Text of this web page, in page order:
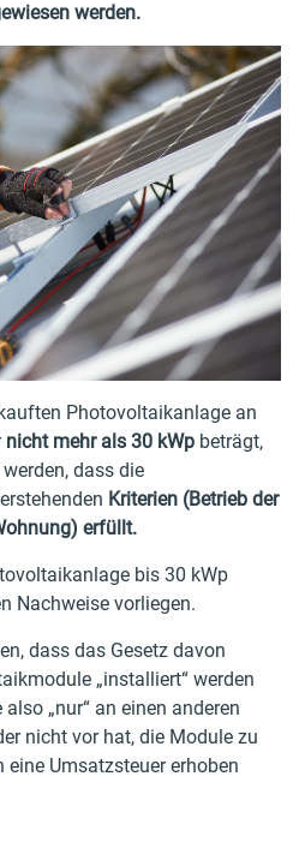
werden.
Photovoltaikanlage an
nicht mehr als 30 kWp beträgt,
dass die
Kriterien (Betrieb der
erfüllt.
bis 30 kWp
Nachweise vorliegen.
dass das Gesetz davon
„installiert“ werden
„nur“ an einen anderen
nicht vor hat, die Module zu
Umsatzsteuer erhoben